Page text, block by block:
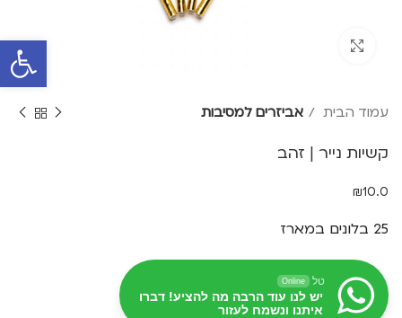
פתח
עמוד הבית אביזרים למסיבות
קשיות נייר | זהב
₪10.0
25 בלונים במארז
טל Online
יש לנו עוד הרבה מה להציע! דברו
איתנו ונשמח לעזור